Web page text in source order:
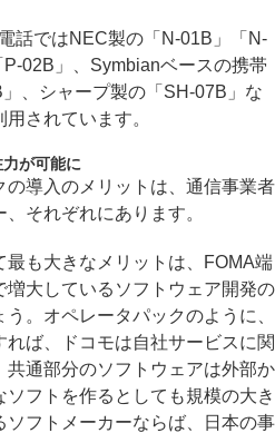
話ではNEC製の「N-01B」「N-
02B」、Symbianベースの携帯
、シャープ製の「SH-07B」な
されています。
が可能に
導入のメリットは、通信事業者
それぞれにあります。
も大きなメリットは、FOMA端
大しているソフトウェア開発の
。オペレータパックのように、
ば、ドコモは自社サービスに関
通部分のソフトウェアは外部か
フトを作るとしても規模の大き
フトメーカーならば、日本の事